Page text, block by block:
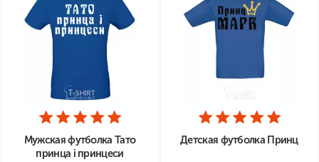
Мужская футболка Тато
принца і принцеси
Детская футболка Принц